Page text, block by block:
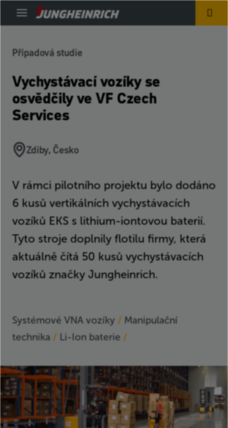
technika
baterie
a potravinářský
Jungheinrich
Případová studie
Vychystávací vozíky se
osvědčily ve VF Czech
Services
Zdiby, Česko
V rámci pilotního projektu bylo dodáno
6 kusů vertikálních vychystávacích
vozíků EKS s lithium-iontovou baterií.
Tyto stroje doplnily flotilu firmy, která
aktuálně čítá 50 kusů vychystávacích
vozíků značky Jungheinrich.
Systémové VNA vozíky
Manipulační
technika
Li-Ion baterie